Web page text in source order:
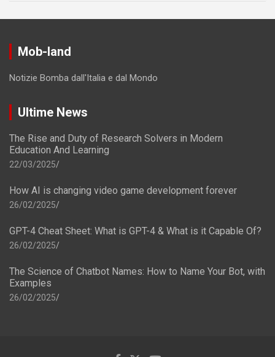
Mob-land
Notizie Bomba dall'Italia e dal Mondo
Ultime News
The Rise and Duty of Research Solvers in Modern
Education And Learning
22/03/2025
How AI is changing video game development forever
26/02/2025
GPT-4 Cheat Sheet: What is GPT-4 & What is it Capable Of?
26/02/2025
The Science of Chatbot Names: How to Name Your Bot, with
Examples
26/02/2025